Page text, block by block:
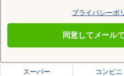
プライバシーポ
同意してメール
大仙市の施設一覧
スーパー コンビニ